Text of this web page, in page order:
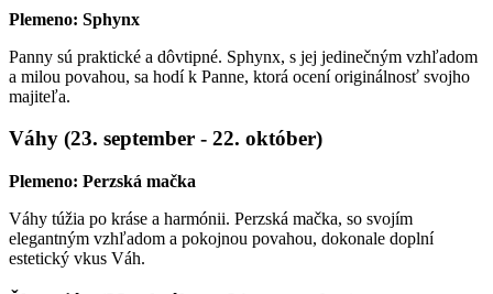
Plemeno: Sphynx
Panny sú praktické a dôvtipné. Sphynx, s jej jedinečným vzhľadom
a milou povahou, sa hodí k Panne, ktorá ocení originálnosť svojho
majiteľa.
Váhy (23. september - 22. október)
Plemeno: Perzská mačka
Váhy túžia po kráse a harmónii. Perzská mačka, so svojím
elegantným vzhľadom a pokojnou povahou, dokonale doplní
estetický vkus Váh.